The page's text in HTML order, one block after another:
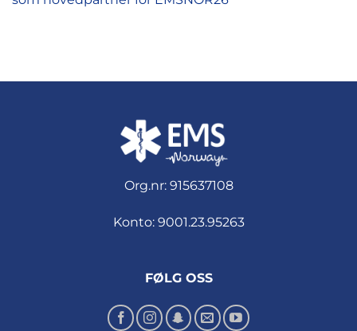
Org.nr: 915637108
Konto: 9001.23.95263
FØLG OSS